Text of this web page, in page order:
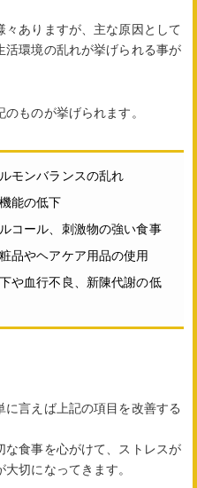
ありますが、主な原因として
活環境の乱れが挙げられる事が
ものが挙げられます。
モンバランスの乱れ
能の低下
コール、刺激物の強い食事
品やヘアケア用品の使用
や血行不良、新陳代謝の低
言えば上記の項目を改善する
な食事を心がけて、ストレスが
切になってきます。